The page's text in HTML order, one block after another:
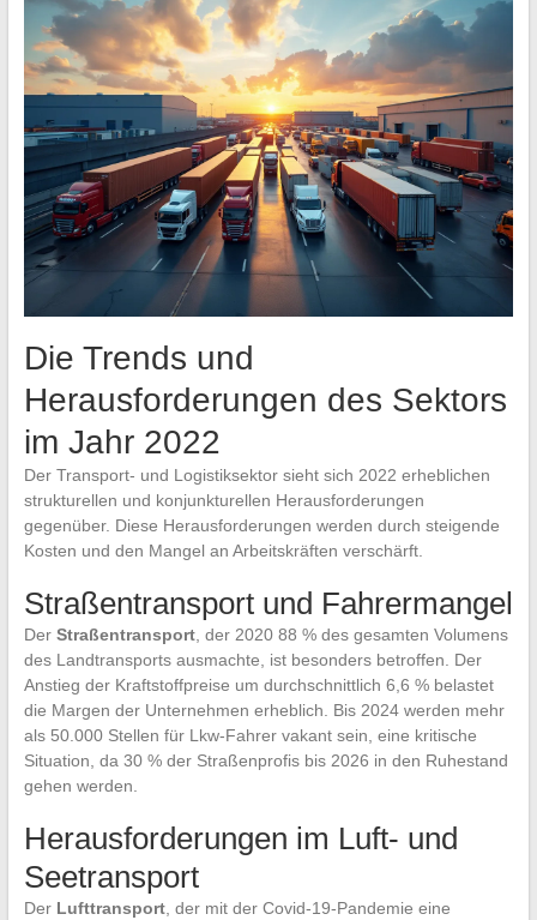
Die Trends und
Herausforderungen des Sektors
im Jahr 2022
Der Transport- und Logistiksektor sieht sich 2022 erheblichen
strukturellen und konjunkturellen Herausforderungen
gegenüber. Diese Herausforderungen werden durch steigende
Kosten und den Mangel an Arbeitskräften verschärft.
Straßentransport und Fahrermangel
Der Straßentransport, der 2020 88 % des gesamten Volumens
des Landtransports ausmachte, ist besonders betroffen. Der
Anstieg der Kraftstoffpreise um durchschnittlich 6,6 % belastet
die Margen der Unternehmen erheblich. Bis 2024 werden mehr
als 50.000 Stellen für Lkw-Fahrer vakant sein, eine kritische
Situation, da 30 % der Straßenprofis bis 2026 in den Ruhestand
gehen werden.
Herausforderungen im Luft- und
Seetransport
Der Lufttransport, der mit der Covid-19-Pandemie eine